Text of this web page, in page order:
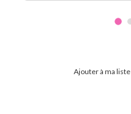
Ajouter à ma liste